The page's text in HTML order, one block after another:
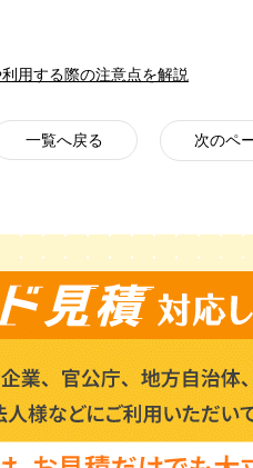
用する際の注意点を解説
一覧へ戻る 次のペ